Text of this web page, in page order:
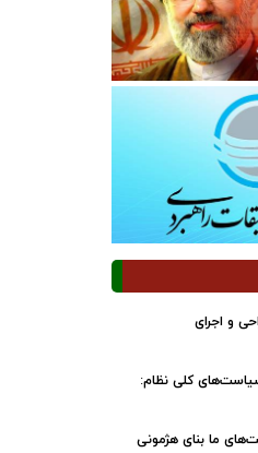
و اجرای
کلی نظام:
ما بنای هژمونی